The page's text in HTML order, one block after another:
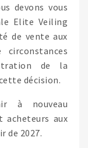
devons vous
Elite Veiling
de vente aux
de la
décision.
à nouveau
acheteurs aux
de 2027.